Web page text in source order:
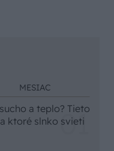
MESIAC
a teplo? Tieto
ktoré slnko svieti